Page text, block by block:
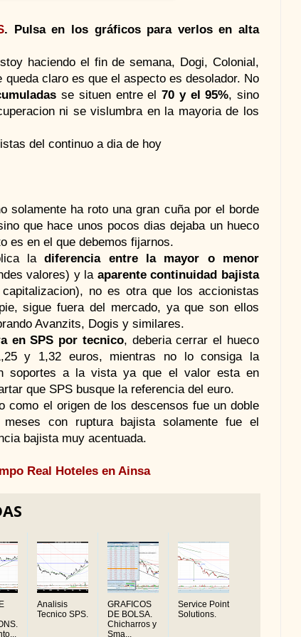
. Pulsa en los gráficos para verlos en alta
haciendo el fin de semana, Dogi, Colonial,
claro es que el aspecto es desolador. No
se situen entre el 70 y el 95%, sino
ni se vislumbra en la mayoria de los
del continuo a dia de hoy
solamente ha roto una gran cuña por el borde
que hace unos pocos dias dejaba un hueco
es en el que debemos fijarnos.
ladiferencia entre la mayor o menor
valores) y la aparente continuidad bajista
no es otra que los accionistas
sigue fuera del mercado, ya que son ellos
Avanzits, Dogis y similares.
en SPS por tecnico, deberia cerrar el hueco
y 1,32 euros, mientras no lo consiga la
soportes a la vista ya que el valor esta en
que SPS busque la referencia del euro.
como el origen de los descensos fue un doble
con ruptura bajista solamente fue el
bajista muy acentuada.
Real Hoteles en Ainsa
Analisis
Tecnico SPS.
GRAFICOS
DE BOLSA.
Chicharros y
Sma...
Service Point
Solutions.